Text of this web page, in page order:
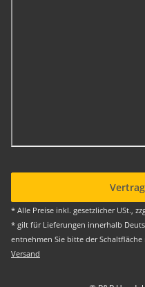
* Alle Preise inkl. gesetzlicher USt.,
* gilt für Lieferungen innerhalb
entnehmen Sie bitte der
Versand